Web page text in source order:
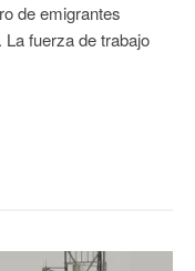
de emigrantes
fuerza de trabajo